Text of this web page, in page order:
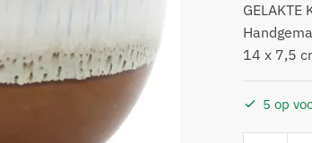
GELAKTE
14 x 7,5
5 op